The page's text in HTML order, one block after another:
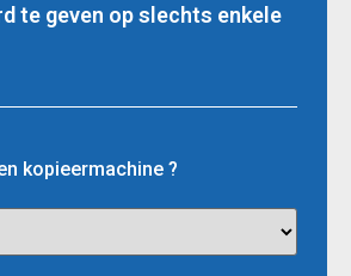
te geven op slechts enkele
kopieermachine ?